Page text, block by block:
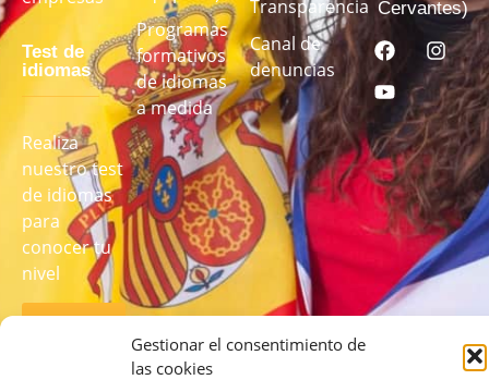
Gestionar el consentimiento de
las cookies
Test de
idiomas
Realiza
nuestro test
de idiomas
para
conocer tu
nivel
Programas
formativos
de idiomas
a medida
Transparencia
Canal de
denuncias
Cervantes)